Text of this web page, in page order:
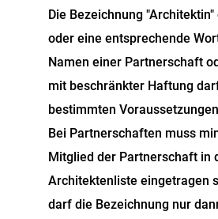
Die Bezeichnung
oder eine entsprechende
Namen einer Partnerschaft
mit beschränkter Haftung
bestimmten
Bei Partnerschaften muss
Mitglied der Partnerschaft in
Architektenliste eingetragen
darf die Bezeichnung nur